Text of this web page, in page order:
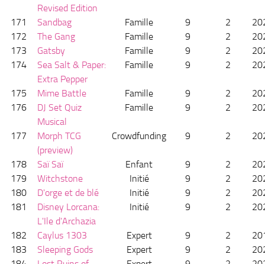
Revised Edition
171 Sandbag Famille 9 2
172
The Gang Famille 9 2
173
Gatsby Famille 9 2
174
Sea Salt & Paper:
Extra Pepper
Famille 9 2
175 Mime Battle Famille 9 2
176
DJ Set Quiz
Musical
Famille 9 2
177
Morph TCG
(preview)
Crowdfunding 9 2
178 Saï Saï Enfant 9 2
179
Witchstone Initié 9 2
180
D'orge et de blé Initié 9 2
181
Disney Lorcana:
L'Ile d'Archazia
Initié 9 2
182 Caylus 1303 Expert 9 2
183
Sleeping Gods Expert 9 2